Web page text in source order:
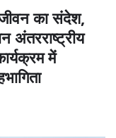
का संदेश,
अंतरराष्ट्रीय
में